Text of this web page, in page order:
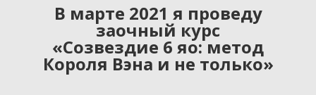
В марте 2021 я проведу
заочный курс
«Созвездие 6 яо: метод
Короля Вэна и не только»